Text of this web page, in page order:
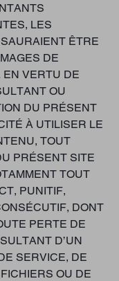
LES
ÊTRE
DE
EN VERTU DE
OU
DU PRÉSENT
À UTILISER LE
TOUT
PRÉSENT SITE
TOUT
PUNITIF,
DONT
PERTE DE
D’UN
SERVICE, DE
OU DE